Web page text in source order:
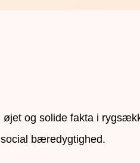
og solide fakta i
bæredygtighed.